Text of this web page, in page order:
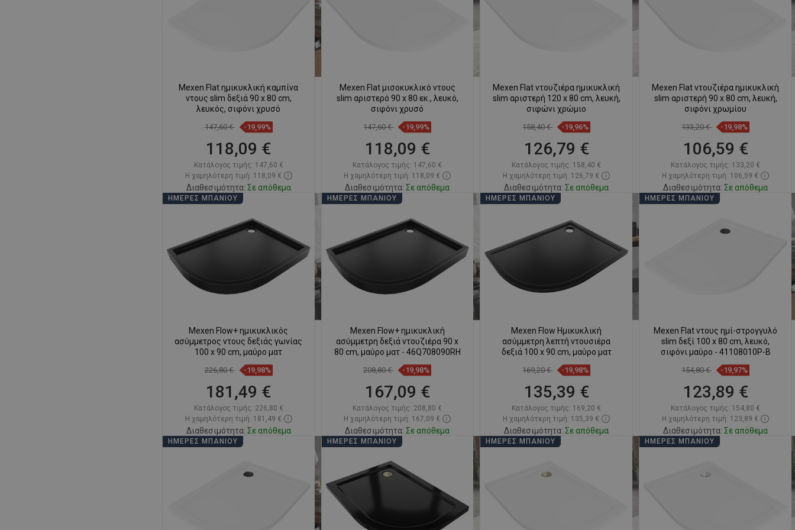
Mexen Flat ημικυκλική καμπίνα
ντους slim δεξιά 90 x 80 cm,
λευκός, σιφόνι χρυσό
147,60 € -19,99%
118,09 €
Κατάλογος τιμής: 147,60 €
Η χαμηλότερη τιμή: 118,09 €
Διαθεσιμότητα: Σε απόθεμα
favorite_border Αγαπημένα
Σύγκριση
Mexen Flat μισοκυκλικό ντους
slim αριστερό 90 x 80 εκ., λευκό,
σιφόνι χρυσό
147,60 € -19,99%
118,09 €
Κατάλογος τιμής: 147,60 €
Η χαμηλότερη τιμή: 118,09 €
Διαθεσιμότητα: Σε απόθεμα
favorite_border Αγαπημένα
Σύγκριση
Mexen Flat ντουζιέρα ημικυκλική
slim αριστερή 120 x 80 cm, λευκή,
σιφώνι χρώμιο
158,40 € -19,96%
126,79 €
Κατάλογος τιμής: 158,40 €
Η χαμηλότερη τιμή: 126,79 €
Διαθεσιμότητα: Σε απόθεμα
favorite_border Αγαπημένα
Σύγκριση
Mexen Flat ντουζιέρα ημικυκλική
slim αριστερή 90 x 80 cm, λευκή,
σιφόνι χρωμίου
133,20 € -19,98%
106,59 €
Κατάλογος τιμής: 133,20 €
Η χαμηλότερη τιμή: 106,59 €
Διαθεσιμότητα: Σε απόθεμα
favorite_border
ΗΜΈΡΕΣ ΜΠΆΝΙΟΥ
Mexen Flow+ ημικυκλικός
ασύμμετρος ντους δεξιάς γωνίας
100 x 90 cm, μαύρο ματ
226,80 € -19,98%
181,49 €
Κατάλογος τιμής: 226,80 €
Η χαμηλότερη τιμή: 181,49 €
Διαθεσιμότητα: Σε απόθεμα
favorite_border
ΗΜΈΡΕΣ ΜΠΆΝΙΟΥ
Mexen Flow+ ημικυκλική
ασύμμετρη δεξιά ντουζιέρα 90 x
80 cm, μαύρο ματ - 46Q708090RH
208,80 € -19,98%
167,09 €
Κατάλογος τιμής: 208,80 €
Η χαμηλότερη τιμή: 167,09 €
Διαθεσιμότητα: Σε απόθεμα
favorite_border Αγαπημένα
Σύγκριση
ΗΜΈΡΕΣ ΜΠΆΝΙΟΥ
Mexen Flow Ημικυκλική
ασύμμετρη λεπτή ντουσιέρα
δεξιά 100 x 90 cm, μαύρο ματ
169,20 € -19,98%
135,39 €
Κατάλογος τιμής: 169,20 €
Η χαμηλότερη τιμή: 135,39 €
Διαθεσιμότητα: Σε απόθεμα
Σύγκριση
ΗΜΈΡΕΣ ΜΠΆΝΙΟΥ
Mexen Flat ντους ημί-στρογγυλό
slim δεξί 100 x 80 cm, λευκό,
σιφόνι μαύρο - 41108010P-B
154,80 € -19,97%
123,89 €
Κατάλογος τιμής: 154,80 €
Η χαμηλότερη τιμή: 123,89 €
Διαθεσιμότητα: Σε απόθεμα
Σύγκριση
ΗΜΈΡΕΣ ΜΠΆΝΙΟΥ ΗΜΈΡΕΣ ΜΠΆΝΙΟΥ ΗΜΈΡΕΣ ΜΠΆΝΙΟΥ ΗΜΈΡΕΣ ΜΠΆΝΙΟΥ
GREEK